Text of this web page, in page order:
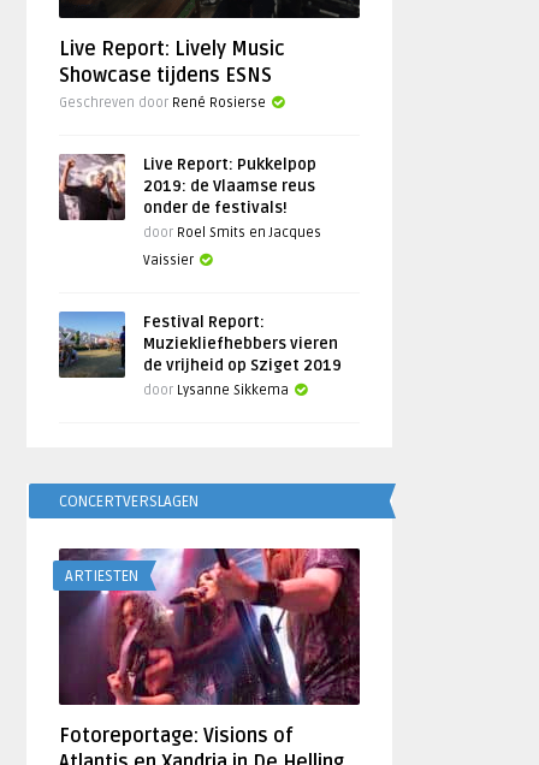
Live Report: Lively Music
Showcase tijdens ESNS
Geschreven door René Rosierse
Live Report: Pukkelpop
2019: de Vlaamse reus
onder de festivals!
door Roel Smits en Jacques
Vaissier
Festival Report:
Muziekliefhebbers vieren
de vrijheid op Sziget 2019
door Lysanne Sikkema
CONCERTVERSLAGEN
ARTIESTEN
Fotoreportage: Visions of